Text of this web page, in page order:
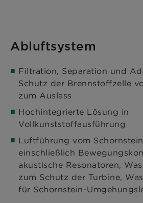
Abluftsystem
Filtration, Separation und
Schutz der Brennstoffzelle
zum Auslass
Hochintegrierte Lösung in
Vollkunststoffausführung
Luftführung vom
einschließlich
akustische Resonatoren,
zum Schutz der Turbine,
für Schornstein-